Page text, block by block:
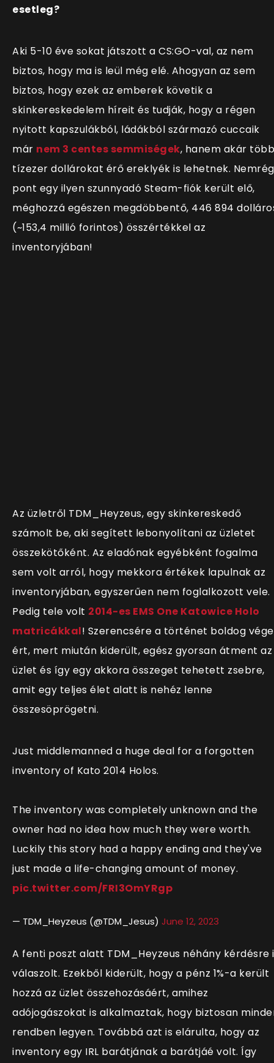
esetleg?
Aki 5-10 éve sokat játszott a CS:GO-val, az nem
biztos, hogy ma is leül még elé. Ahogyan az sem
biztos, hogy ezek az emberek követik a
skinkereskedelem híreit és tudják, hogy a régen
nyitott kapszulákból, ládákból származó cuccaik
már nem 3 centes semmiségek, hanem akár több
tízezer dollárokat érő ereklyék is lehetnek. Nemrég
pont egy ilyen szunnyadó Steam-fiók került elő,
méghozzá egészen megdöbbentő, 446 894
(~153,4 millió forintos) összértékkel az
inventoryjában!
Az üzletről TDM_Heyzeus, egy skinkereskedő
számolt be, aki segített lebonyolítani az üzletet
összekötőként. Az eladónak egyébként fogalma
sem volt arról, hogy mekkora értékek lapulnak az
inventoryjában, egyszerűen nem foglalkozott vele.
Pedig tele volt 2014-es EMS One Katowice Holo
matricákkal! Szerencsére a történet boldog
ért, mert miután kiderült, egész gyorsan átment az
üzlet és így egy akkora összeget tehetett zsebre,
amit egy teljes élet alatt is nehéz lenne
összesöprögetni.
Just middlemanned a huge deal for a forgotten
inventory of Kato 2014 Holos.
The inventory was completely unknown and the
owner had no idea how much they were worth.
Luckily this story had a happy ending and they've
just made a life-changing amount of money.
pic.twitter.com/FRI3OmYRgp
— TDM_Heyzeus (@TDM_Jesus) June 12, 2023
A fenti poszt alatt TDM_Heyzeus néhány kérdésre
válaszolt. Ezekből kiderült, hogy a pénz 1%-a került
hozzá az üzlet összehozásáért, amihez
adójogászokat is alkalmaztak, hogy biztosan
rendben legyen. Továbbá azt is elárulta, hogy az
inventory egy IRL barátjának a barátjáé volt. Így